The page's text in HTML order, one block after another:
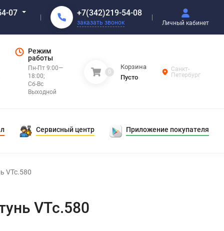
07 +7(342)219-54-08
заказать звонок Личный кабинет
Режим
работы
Пн-Пт 9:00—
18:00;
Сб-Вс
Выходной
0
Корзина
Пусто
Санкт-
Петербург
Сервисный центр Приложение покупателя
VTc.580
VTc.580